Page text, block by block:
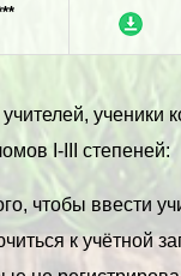
ученики
I-III степеней:
чтобы ввести
к учётной